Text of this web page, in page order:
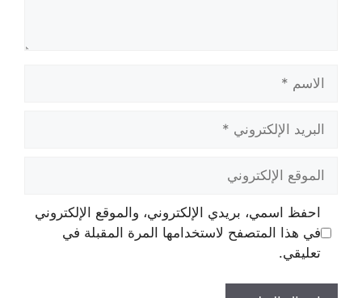
الإلكتروني
الإلكتروني
احفظ اسمي، بريدي الإلكتروني، والموقع الإلكتروني
في هذا المتصفح لاستخدامها المرة المقبلة في
تعليقي.